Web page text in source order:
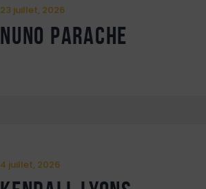
23 juillet, 2026
Nuno Parache
4 juillet, 2026